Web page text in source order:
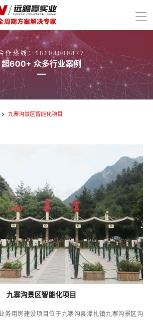
作热线：18108000877
超600+ 众多行业案例
九寨沟景区智能化项目
九寨沟景区智能化项目
务用房建设项目位于九寨沟县漳扎镇九寨沟景区沟